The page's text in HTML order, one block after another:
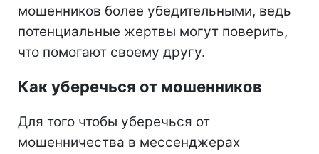
мошенников более убедительными, ведь
потенциальные жертвы могут поверить,
что помогают своему другу.
Как уберечься от мошенников
Для того чтобы уберечься от
мошенничества в мессенджерах